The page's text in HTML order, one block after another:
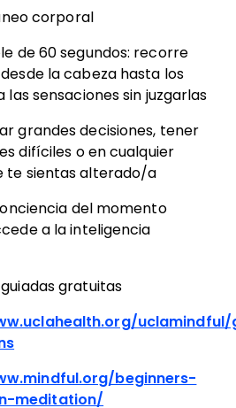
corporal
de 60 segundos: recorre
la cabeza hasta los
las sensaciones sin juzgarlas
grandes decisiones, tener
difíciles o en cualquier
te sientas alterado/a
del momento
a la inteligencia
gratuitas
uclamindful/
beginners-
meditation/